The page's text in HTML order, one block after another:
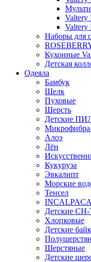
Valtery
Valtery
Наборы для
Кухонные
Детская
Одеяла
Бамбук
Шелк
Пуховые
Шерсть
Детские
Алоэ
Лён
Кукуруза
Эвкалипт
Морские
Тенсел
INCALPACA
Детские СН-
Хлопковые
Детские
Шерстяные
Детские